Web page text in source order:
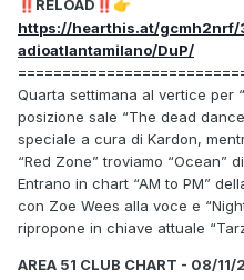
‼️ RELOAD ‼️ 👉
https://hearthis.at/gcmh2nrf/
adioatlantamilano/DuP/
Quarta settimana al vertice per
posizione sale “The dead
speciale a cura di Kardon,
“Red Zone” troviamo “Ocean”
Entrano in chart “AM to PM”
con Zoe Wees alla voce e
ripropone in chiave attuale
AREA 51 CLUB CHART - 08/